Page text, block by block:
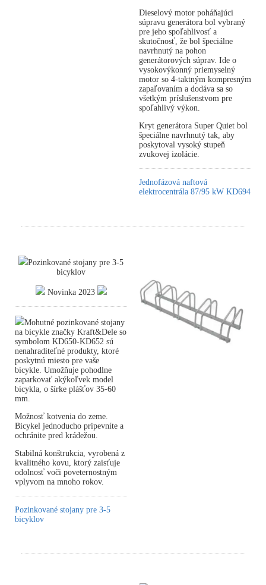
Dieselový motor poháňajúci
súpravu generátora bol vybraný
pre jeho spoľahlivosť a
skutočnosť, že bol špeciálne
navrhnutý na pohon
generátorových súprav. Ide o
vysokovýkonný priemyselný
motor so 4-taktným kompresným
zapaľovaním a dodáva sa so
všetkým príslušenstvom pre
spoľahlivý výkon.
Kryt generátora Super Quiet bol
špeciálne navrhnutý tak, aby
poskytoval vysoký stupeň
zvukovej izolácie.
Jednofázová naftová
elektrocentrála 87/95 kW KD694
Pozinkované stojany pre 3-5
bicyklov
Novinka 2023
Mohutné pozinkované stojany
na bicykle značky Kraft&Dele so
symbolom KD650-KD652 sú
nenahraditeľné produkty, ktoré
poskytnú miesto pre vaše
bicykle. Umožňuje pohodlne
zaparkovať akýkoľvek model
bicykla, o šírke plášťov 35-60
mm.
Možnosť kotvenia do zeme.
Bicykel jednoducho pripevníte a
ochránite pred krádežou.
Stabilná konštrukcia, vyrobená z
kvalitného kovu, ktorý zaisťuje
odolnosť voči poveternostným
vplyvom na mnoho rokov.
Pozinkované stojany pre 3-5
bicyklov